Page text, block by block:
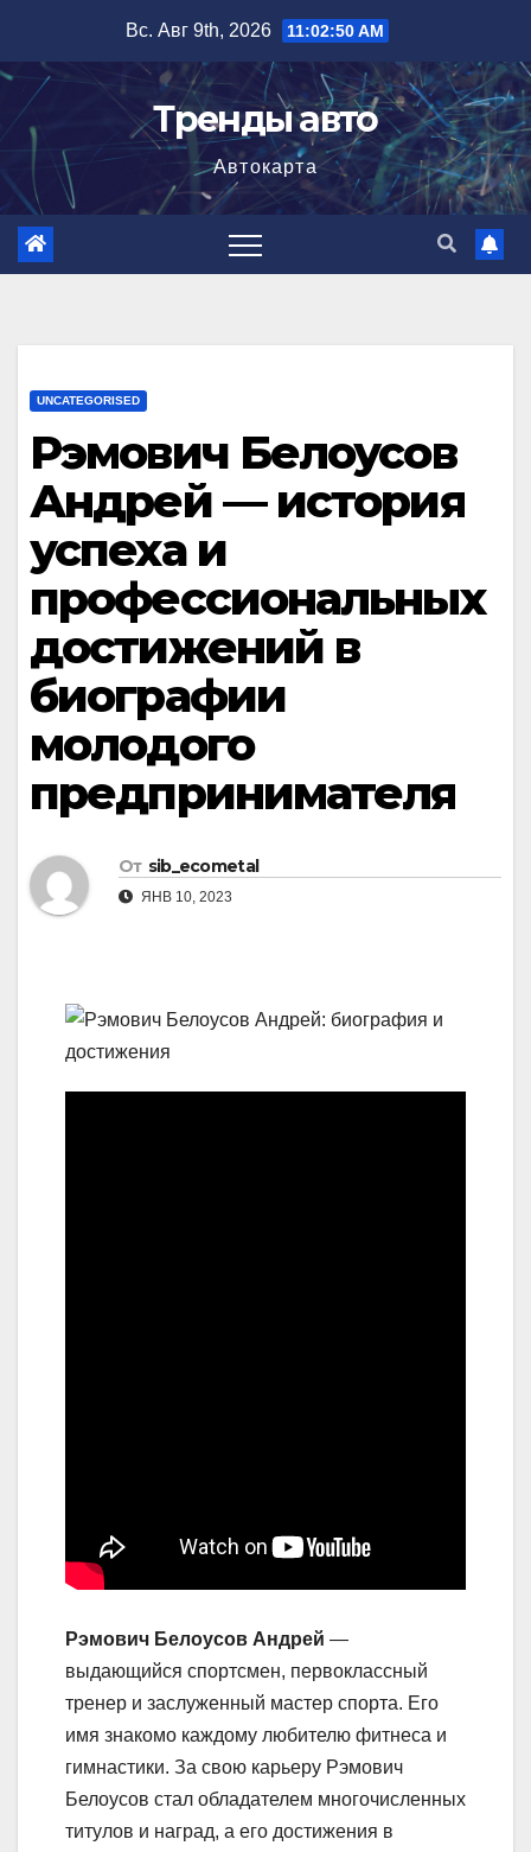
содержимому
Вс. Авг 9th, 2026 11:02:51 AM
Тренды авто
Автокарта
UNCATEGORISED
Рэмович Белоусов
Андрей — история
успеха и
профессиональных
достижений в
биографии
молодого
предпринимателя
От sib_ecometal
ЯНВ 10, 2023
Рэмович Белоусов Андрей —
выдающийся спортсмен, первоклассный
тренер и заслуженный мастер спорта. Его
имя знакомо каждому любителю фитнеса и
гимнастики. За свою карьеру Рэмович
Белоусов стал обладателем многочисленных
титулов и наград, а его достижения в